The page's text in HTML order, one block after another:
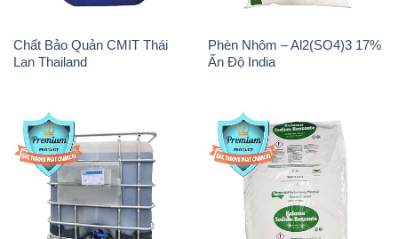
Chất Bảo Quản CMIT Thái
Lan Thailand
Phèn Nhôm – Al2(SO4)3 17%
Ấn Độ India